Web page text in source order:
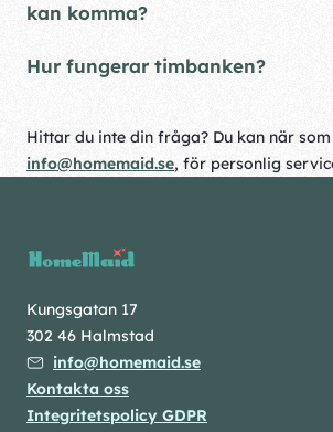
kan komma?
Hur fungerar timbanken?
Hittar du inte din fråga? Du kan när
info@homemaid.se, för personlig
Kungsgatan 17
302 46 Halmstad
info@homemaid.se
Kontakta oss
Integritetspolicy GDPR